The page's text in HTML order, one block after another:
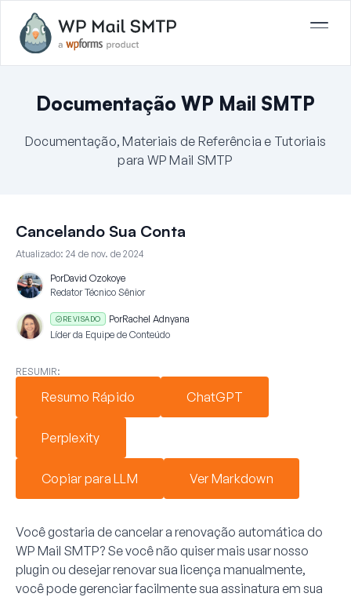
Documentação WP Mail SMTP
Documentação, Materiais de Referência e Tutoriais
para WP Mail SMTP
Cancelando Sua Conta
Atualizado: 24 de nov. de 2024
PorDavid Ozokoye
Redator Técnico Sênior
REVISADO PorRachel Adnyana
Líder da Equipe de Conteúdo
RESUMIR:
Resumo Rápido ChatGPT
Perplexity
Copiar para LLM Ver Markdown
Você gostaria de cancelar a renovação automática do
WP Mail SMTP? Se você não quiser mais usar nosso
plugin ou desejar renovar sua licença manualmente,
você pode gerenciar facilmente sua assinatura em sua